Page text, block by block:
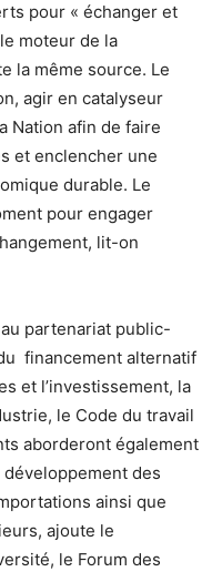
pour « échanger et
moteur de la
la même source. Le
agir en catalyseur
Nation afin de faire
et enclencher une
durable. Le
pour engager
lit-on
partenariat public-
financement alternatif
et l’investissement, la
le Code du travail
aborderont également
des
ainsi que
ajoute le
le Forum des